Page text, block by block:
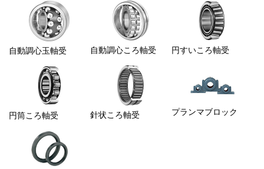
自動調心玉軸受 自動調心ころ軸受 円すいころ軸受
円筒ころ軸受 針状ころ軸受 プランマブロック